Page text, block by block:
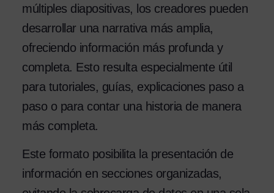
múltiples diapositivas, los creadores pueden
desarrollar una narrativa más amplia,
ofreciendo información más profunda y
completa. Esto resulta especialmente útil
para tutoriales, guías, explicaciones paso a
paso o para contar una historia de manera
más completa.
Este formato posibilita la presentación de
información en secciones organizadas,